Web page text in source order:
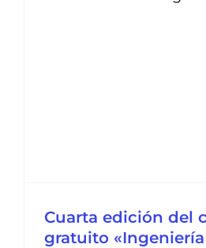
Cuarta edición del
gratuito